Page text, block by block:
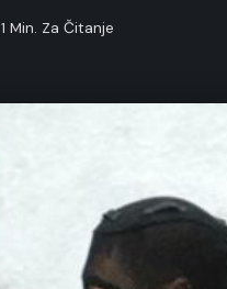
1 Min. Za Čitanje